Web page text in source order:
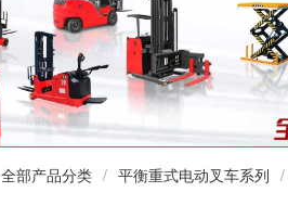
全部产品分类 / 平衡重式电动叉车系列 /